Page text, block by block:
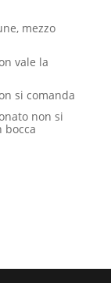
mezzo
vale la
si comanda
non si
bocca